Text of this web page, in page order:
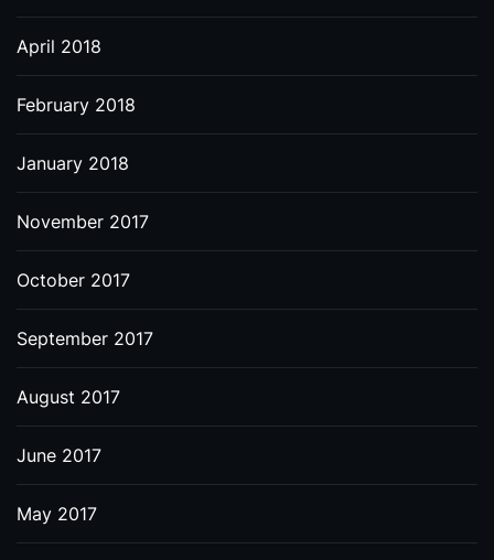
April 2018
February 2018
January 2018
November 2017
October 2017
September 2017
August 2017
June 2017
May 2017